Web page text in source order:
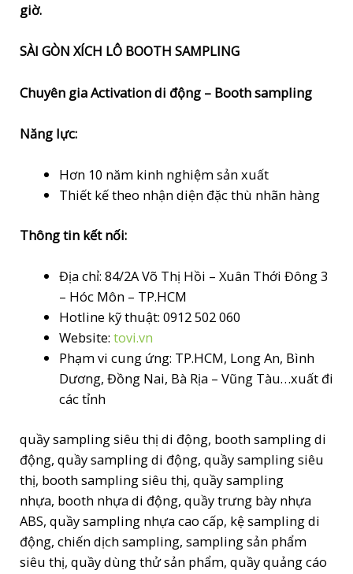
giờ.
SÀI GÒN XÍCH LÔ BOOTH SAMPLING
Chuyên gia Activation di động – Booth sampling
Năng lực:
Hơn 10 năm kinh nghiệm sản xuất
Thiết kế theo nhận diện đặc thù nhãn hàng
Thông tin kết nối:
Địa chỉ: 84/2A Võ Thị Hồi – Xuân Thới Đông 3
– Hóc Môn – TP.HCM
Hotline kỹ thuật: 0912 502 060
Website: tovi.vn
Phạm vi cung ứng: TP.HCM, Long An, Bình
Dương, Đồng Nai, Bà Rịa – Vũng Tàu…xuất đi
các tỉnh
quầy sampling siêu thị di động, booth sampling di
động, quầy sampling di động, quầy sampling siêu
thị, booth sampling siêu thị, quầy sampling
nhựa, booth nhựa di động, quầy trưng bày nhựa
ABS, quầy sampling nhựa cao cấp, kệ sampling di
động, chiến dịch sampling, sampling sản phẩm
siêu thị, quầy dùng thử sản phẩm, quầy quảng cáo